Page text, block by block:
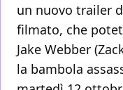
un nuovo trailer
filmato, che
Jake Webber
la bambola